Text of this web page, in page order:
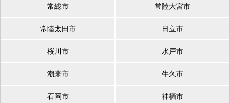
常総市 常陸大宮市
常陸太田市 日立市
桜川市 水戸市
潮来市 牛久市
石岡市 神栖市